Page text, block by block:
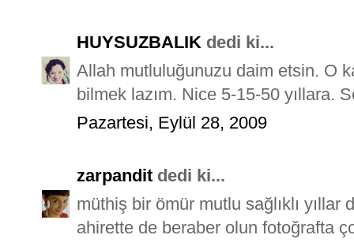
HUYSUZBALIK dedi ki...
Allah mutluluğunuzu daim etsin. O
bilmek lazım. Nice 5-15-50 yıllara.
Pazartesi, Eylül 28, 2009
zarpandit dedi ki...
müthiş bir ömür mutlu sağlıklı yıllar
ahirette de beraber olun fotoğrafta